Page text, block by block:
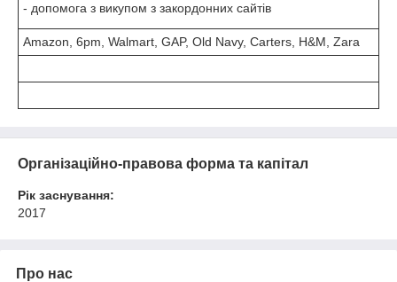
- допомога з викупом з закордонних сайтів
Amazon, 6pm, Walmart, GAP, Old Navy, Carters, H&M, Zara
Організаційно-правова форма та капітал
Рік заснування:
2017
Про нас